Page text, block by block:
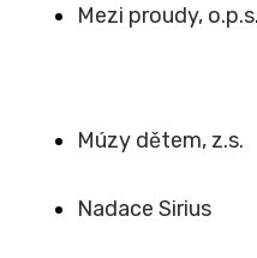
Mezi proudy, o.p.s.
Múzy dětem, z.s.
Nadace Sirius